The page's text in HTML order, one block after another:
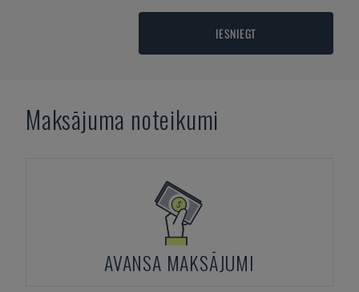
IESNIEGT
Maksājuma noteikumi
AVANSA MAKSĀJUMI